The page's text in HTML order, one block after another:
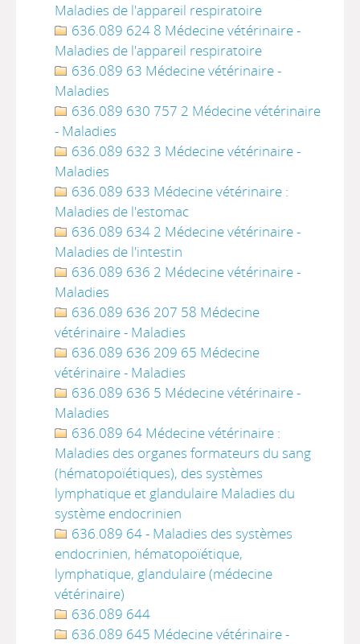
Maladies de l'appareil respiratoire
636.089 624 8 Médecine vétérinaire -
Maladies de l'appareil respiratoire
636.089 63 Médecine vétérinaire -
Maladies
636.089 630 757 2 Médecine vétérinaire
- Maladies
636.089 632 3 Médecine vétérinaire -
Maladies
636.089 633 Médecine vétérinaire :
Maladies de l'estomac
636.089 634 2 Médecine vétérinaire -
Maladies de l'intestin
636.089 636 2 Médecine vétérinaire -
Maladies
636.089 636 207 58 Médecine
vétérinaire - Maladies
636.089 636 209 65 Médecine
vétérinaire - Maladies
636.089 636 5 Médecine vétérinaire -
Maladies
636.089 64 Médecine vétérinaire :
Maladies des organes formateurs du sang
(hématopoïétiques), des systèmes
lymphatique et glandulaire Maladies du
système endocrinien
636.089 64 - Maladies des systèmes
endocrinien, hématopoïétique,
lymphatique, glandulaire (médecine
vétérinaire)
636.089 644
636.089 645 Médecine vétérinaire -